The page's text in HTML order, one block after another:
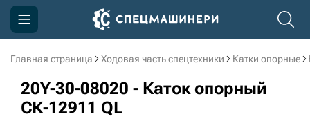
Главная страница Ходовая часть спецтехники Катки опорные
20Y-30-08020 - Каток опорный
СК-12911 QL
Компания
Акции